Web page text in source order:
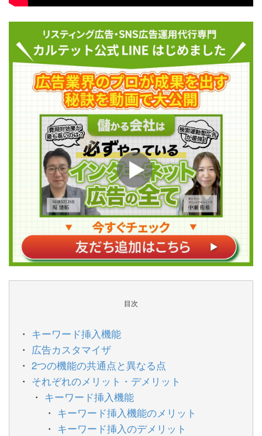
目次
キーワード挿入機能
広告カスタマイザ
2つの機能の共通点と異なる点
それぞれのメリット・デメリット
キーワード挿入機能
キーワード挿入機能のメリット
キーワード挿入のデメリット